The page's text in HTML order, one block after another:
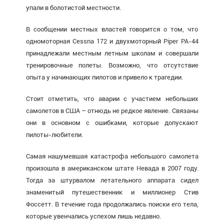
упали в болотистой местности.
В сообщении местных властей говорится о том, что
одномоторная Cessna 172 и двухмоторный Piper PA-44
принадлежали местным летным школам и совершали
тренировочные полеты. Возможно, что отсутствие
опыта у начинающих пилотов и привело к трагедии.
Стоит отметить, что аварии с участием небольших
самолетов в США – отнюдь не редкое явление. Связаны
они в основном с ошибками, которые допускают
пилоты-любители.
Самая нашумевшая катастрофа небольшого самолета
произошла в американском штате Невада в 2007 году.
Тогда за штурвалом летательного аппарата сидел
знаменитый путешественник и миллионер Стив
Фоссетт. В течение года продолжались поиски его тела,
которые увенчались успехом лишь недавно.